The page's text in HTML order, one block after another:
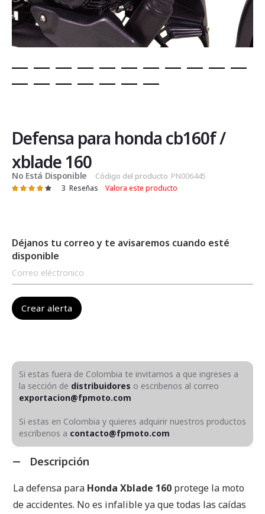
de
la
galería
de
imágenes
Defensa para honda cb160f /
xblade 160
No Está Disponible Código del producto PN006445
Valoración: 3 Reseñas Valora este producto
Déjanos tu correo y te avisaremos cuando esté
disponible
Si estas fuera de Colombia te invitamos a que ingreses a
la sección de distribuidores o escribenos al correo
exportacion@fpmoto.com
Si estas en Colombia y quieres adquirir nuestros productos
escríbenos a contacto@fpmoto.com
Descripción
La defensa para Honda Xblade 160 protege la moto
de accidentes. No es infalible ya que todas las caídas